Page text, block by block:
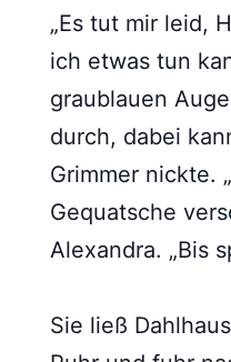
„Es tut mir leid,
ich etwas tun
graublauen
durch, dabei
Grimmer nickte.
Gequatsche
Alexandra. „Bis
Sie ließ